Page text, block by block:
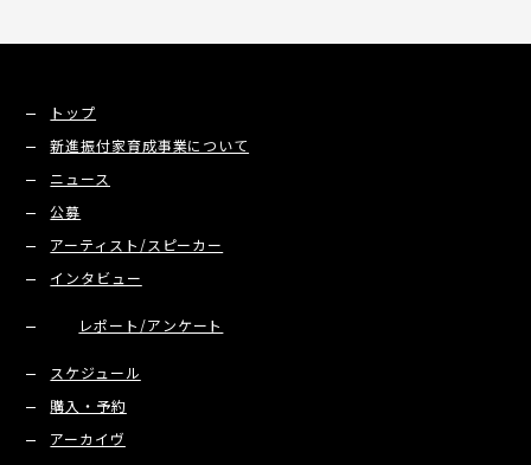
トップ
新進振付家育成事業について
ニュース
公募
アーティスト/スピーカー
インタビュー
レポート/アンケート
スケジュール
購入・予約
アーカイヴ